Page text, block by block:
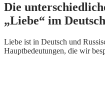
Die
„Liebe“ im
Liebe ist in Deutsch und
Hauptbedeutungen, die wir